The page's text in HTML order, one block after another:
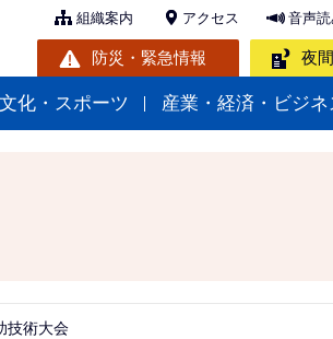
組織案内 アクセス 音声
防災・緊急情報 夜
化・スポーツ 産業・経済・ビジネ
技術大会